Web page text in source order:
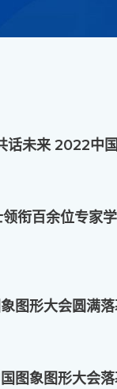
话未来 2022中
衔百余位专家
图形大会圆满
图象图形大会